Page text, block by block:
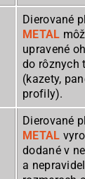
Dierované
METAL
upravené
do rôznych
(kazety,
profily).
Dierované
METAL
dodané v
a